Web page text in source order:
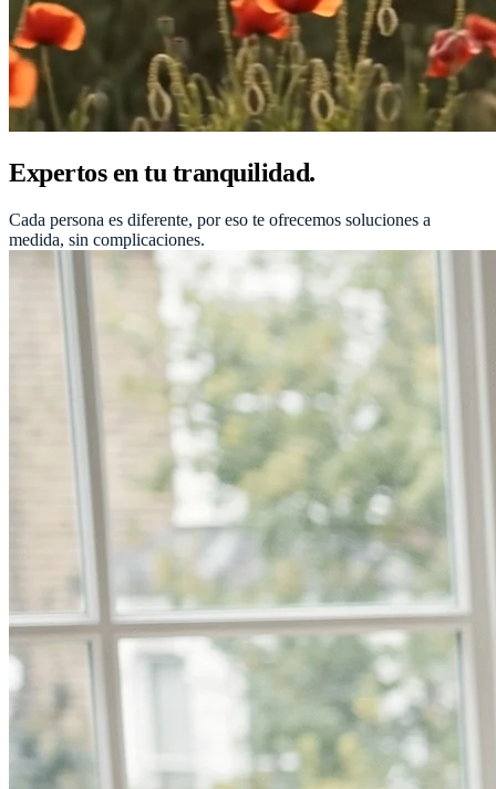
Expertos en tu tranquilidad.
Cada persona es diferente, por eso te ofrecemos soluciones a
medida, sin complicaciones.